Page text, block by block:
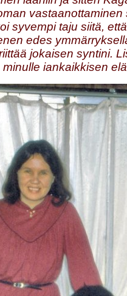
syvempi taju siitä,
edes
jokaisen syntini.
iankaikkisen